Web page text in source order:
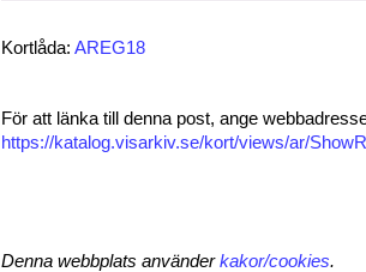
Kortlåda: AREG18
För att länka till denna post, ange
https://katalog.visarkiv.se/kort/views/ar/
Denna webbplats använderkakor/cookies.